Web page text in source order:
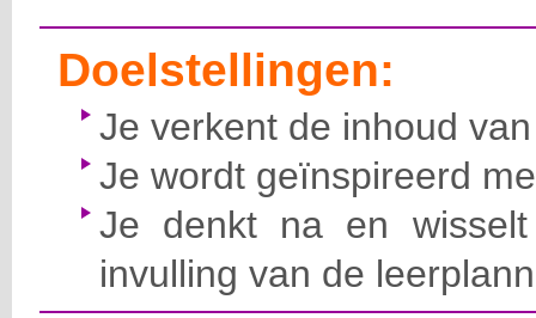
Doelstellingen:
Je verkent de inhoud
Je wordt geïnspireerd
Je denkt na en
invulling van de